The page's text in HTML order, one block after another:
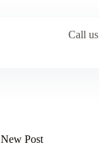
Call
New Post